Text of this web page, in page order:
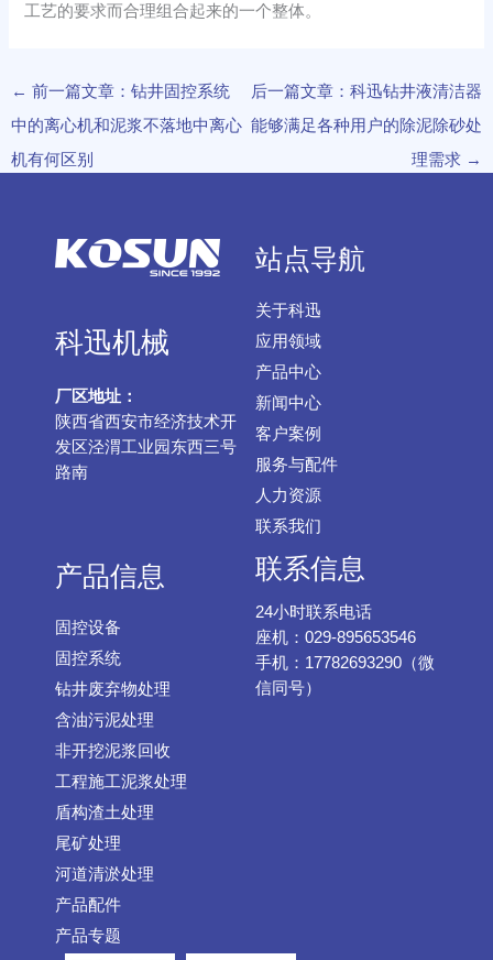
工艺的要求而合理组合起来的一个整体。
← 前一篇文章：钻井固控系统
中的离心机和泥浆不落地中离心
机有何区别
后一篇文章：科迅钻井液清洁器
能够满足各种用户的除泥除砂处
理需求 →
科迅机械
厂区地址：
陕西省西安市经济技术开
发区泾渭工业园东西三号
路南
站点导航
关于科迅
应用领域
产品中心
新闻中心
客户案例
服务与配件
人力资源
联系我们
产品信息
固控设备
固控系统
钻井废弃物处理
含油污泥处理
非开挖泥浆回收
工程施工泥浆处理
盾构渣土处理
尾矿处理
河道清淤处理
产品配件
产品专题
联系信息
24小时联系电话
座机：029-895653546
手机：17782693290（微
信同号）